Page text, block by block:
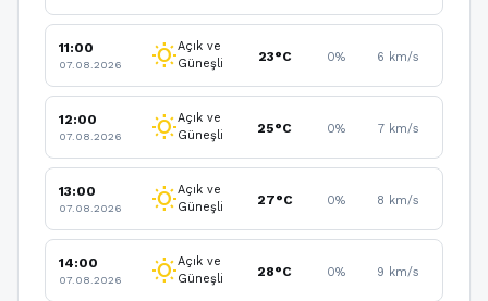
11:00
07.08.2026 wb_sunnyAçık ve
Güneşli
23°C 0% 6 km/s
12:00
07.08.2026 wb_sunnyAçık ve
Güneşli
25°C 0% 7 km/s
13:00
07.08.2026 wb_sunnyAçık ve
Güneşli
27°C 0% 8 km/s
14:00
07.08.2026 wb_sunnyAçık ve
Güneşli
28°C 0% 9 km/s